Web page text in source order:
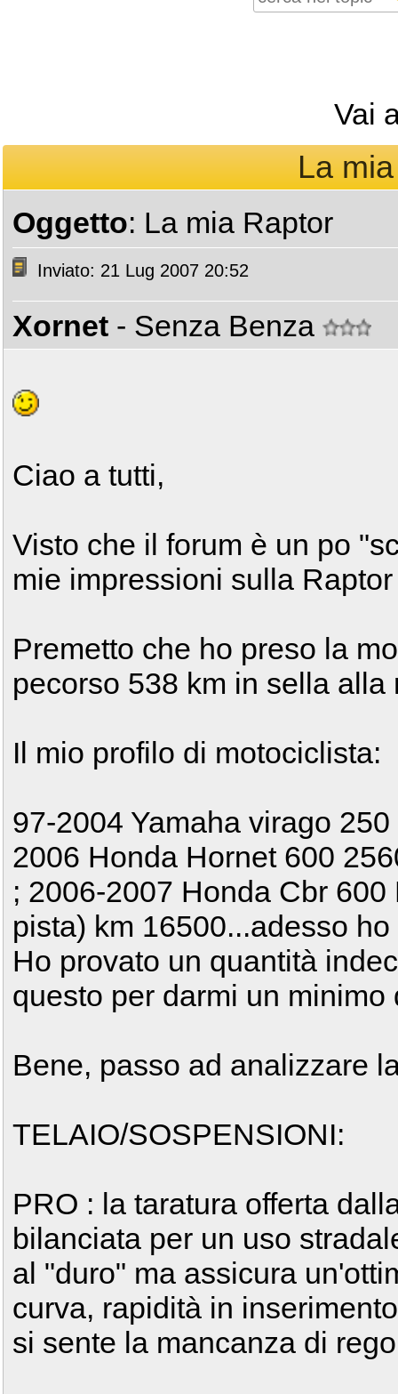
Vai
La
Oggetto: La mia Raptor
Inviato: 21 Lug 2007 20:52
Xornet - Senza Benza
Ciao a tutti,
Visto che il forum è un po
mie impressioni sulla
Premetto che ho preso la
pecorso 538 km in sella alla
Il mio profilo di motociclista:
97-2004 Yamaha virago
2006 Honda Hornet 600
; 2006-2007 Honda Cbr
pista) km 16500...adesso
Ho provato un quantità
questo per darmi un
Bene, passo ad analizzare
TELAIO/SOSPENSIONI:
PRO : la taratura offerta
bilanciata per un uso
al "duro" ma assicura
curva, rapidità in
si sente la mancanza di